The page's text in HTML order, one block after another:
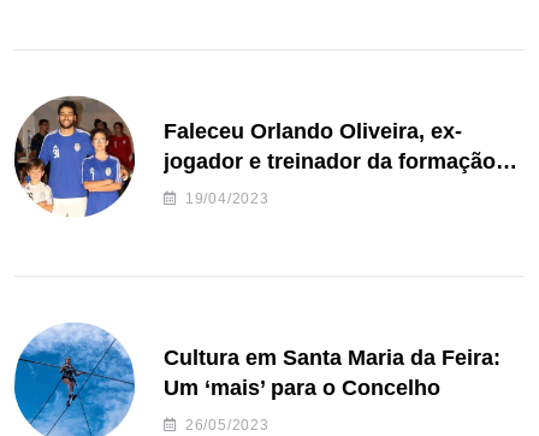
Faleceu Orlando Oliveira, ex-
jogador e treinador da formação
de andebol do Feirense
19/04/2023
Cultura em Santa Maria da Feira:
Um ‘mais’ para o Concelho
26/05/2023